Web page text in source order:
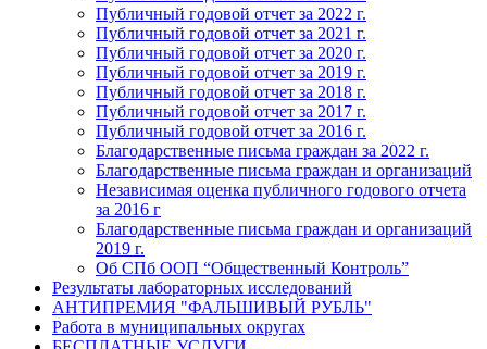
Публичный годовой отчет за 2022 г.
Публичный годовой отчет за 2021 г.
Публичный годовой отчет за 2020 г.
Публичный годовой отчет за 2019 г.
Публичный годовой отчет за 2018 г.
Публичный годовой отчет за 2017 г.
Публичный годовой отчет за 2016 г.
Благодарственные письма граждан за 2022 г.
Благодарственные письма граждан и организаций
Независимая оценка публичного годового отчета
за 2016 г
Благодарственные письма граждан и организаций
2019 г.
Об СПб ООП “Общественный Контроль”
Результаты лабораторных исследований
АНТИПРЕМИЯ "ФАЛЬШИВЫЙ РУБЛЬ"
Работа в муниципальных округах